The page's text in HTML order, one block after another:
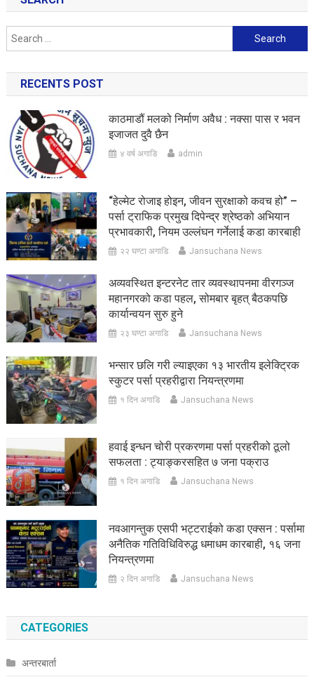
Search
for:
RECENTS POST
काठमाडौं मलको निर्माण अवैध : नक्सा पास र भवन
इजाजत दुवै छैन
४ वर्ष अगाडि admin
“हेल्मेट रोजाइ होइन, जीवन सुरक्षाको कवच हो” –
पर्सा ट्राफिक प्रमुख दिपेन्द्र श्रेष्ठको अभियान
प्रभावकारी, नियम उल्लंघन गर्नेलाई कडा कारबाही
२२ घण्टा अगाडि Jansuchana News
अव्यवस्थित इन्टरनेट तार व्यवस्थापनमा वीरगञ्ज
महानगरको कडा पहल, सोमबार बृहत् बैठकपछि
कार्यान्वयन सुरु हुने
२३ घण्टा अगाडि Jansuchana News
भन्सार छलि गरी ल्याइएका १३ भारतीय इलेक्ट्रिक
स्कुटर पर्सा प्रहरीद्वारा नियन्त्रणमा
१ दिन अगाडि Jansuchana News
हवाई इन्धन चोरी प्रकरणमा पर्सा प्रहरीको ठूलो
सफलता : ट्याङ्करसहित ७ जना पक्राउ
१ दिन अगाडि Jansuchana News
नवआगन्तुक एसपी भट्टराईको कडा एक्सन : पर्सामा
अनैतिक गतिविधिविरुद्ध धमाधम कारबाही, १६ जना
नियन्त्रणमा
२ दिन अगाडि Jansuchana News
CATEGORIES
अन्तरबार्ता